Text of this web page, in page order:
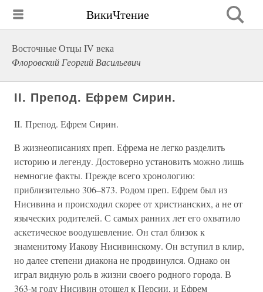
ВикиЧтение
Восточные Отцы IV века
Флоровский Георгий Васильевич
II. Препод. Ефрем Сирин.
II. Препод. Ефрем Сирин.
В жизнеописаниях преп. Ефрема не легко разделить
историю и легенду. Достоверно установить можно лишь
немногие факты. Прежде всего хронологию:
приблизительно 306–873. Родом преп. Ефрем был из
Нисивина и происходил скорее от христианских, а не от
языческих родителей. С самых ранних лет его охватило
аскетическое воодушевление. Он стал близок к
знаменитому Иакову Нисивинскому. Он вступил в клир,
но далее степени диакона не продвинулся. Однако он
играл видную роль в жизни своего родного города. В
363-м году Нисивин отошел к Персии, и Ефрем